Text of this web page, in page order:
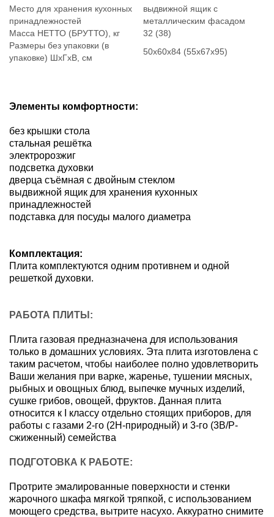
Место для хранения кухонных
принадлежностей
выдвижной ящик с
металлическим фасадом
Масса НЕТТО (БРУТТО), кг
32 (38)
Размеры без упаковки (в
упаковке) ШхГхВ, см
50х60х84 (55х67х95)
Элементы комфортности:
без крышки стола
стальная решётка
электророзжиг
подсветка духовки
дверца съёмная с двойным стеклом
выдвижной ящик для хранения кухонных
принадлежностей
подставка для посуды малого диаметра
Комплектация:
Плита комплектуются одним противнем и одной
решеткой духовки.
РАБОТА ПЛИТЫ:
Плита газовая предназначена для использования
только в домашних условиях. Эта плита изготовлена с
таким расчетом, чтобы наиболее полно удовлетворить
Ваши желания при варке, жаренье, тушении мясных,
рыбных и овощных блюд, выпечке мучных изделий,
сушке грибов, овощей, фруктов. Данная плита
относится к I классу отдельно стоящих приборов, для
работы с газами 2-го (2H-природный) и 3-го (3B/P-
сжиженный) семейства
ПОДГОТОВКА К РАБОТЕ:
Протрите эмалированные поверхности и стенки
жарочного шкафа мягкой тряпкой, с использованием
моющего средства, вытрите насухо. Аккуратно снимите